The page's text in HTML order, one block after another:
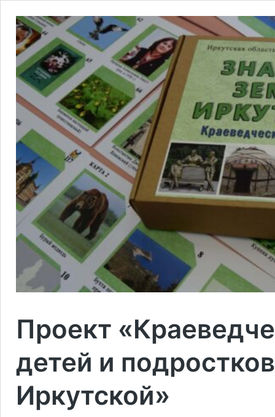
Проект
детей и
Иркутской»